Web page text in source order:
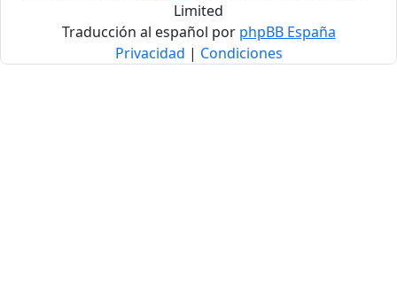
Limited
Traducción al español por phpBB España
Privacidad | Condiciones